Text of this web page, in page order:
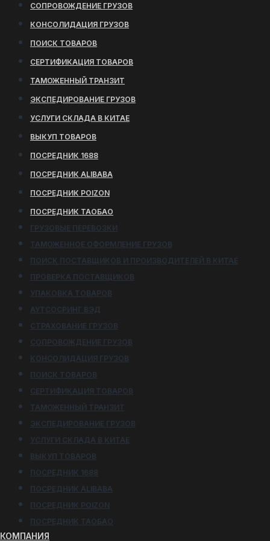
СОПРОВОЖДЕНИЕ ГРУЗОВ
КОНСОЛИДАЦИЯ ГРУЗОВ
ПОИСК ТОВАРОВ
СЕРТИФИКАЦИЯ ТОВАРОВ
ТАМОЖЕННЫЙ ТРАНЗИТ
ЭКСПЕДИРОВАНИЕ ГРУЗОВ
УСЛУГИ СКЛАДА В КИТАЕ
ВЫКУП ТОВАРОВ
ПОСРЕДНИК 1688
ПОСРЕДНИК ALIBABA
ПОСРЕДНИК POIZON
ПОСРЕДНИК ТАОБАО
ГРУЗОВЫЕ ПЕРЕВОЗКИ
ТАМОЖЕННОЕ ОФОРМЛЕНИЕ ГРУЗОВ
ПОИСК ПОСТАВЩИКОВ И ПРОИЗВОДИТЕЛЕЙ В КИТАЕ
ПРОВЕРКА ПОСТАВЩИКОВ
УПАКОВКА ТОВАРОВ
АУТСОСРИНГ ВЭД
СТРАХОВАНИЕ ГРУЗОВ
СОПРОВОЖДЕНИЕ ГРУЗОВ
КОНСОЛИДАЦИЯ ГРУЗОВ
ПОИСК ТОВАРОВ
СЕРТИФИКАЦИЯ ТОВАРОВ
ТАМОЖЕННЫЙ ТРАНЗИТ
ЭКСПЕДИРОВАНИЕ ГРУЗОВ
УСЛУГИ СКЛАДА В КИТАЕ
ВЫКУП ТОВАРОВ
ПОСРЕДНИК 1688
ПОСРЕДНИК ALIBABA
ПОСРЕДНИК POIZON
ПОСРЕДНИК ТАОБАО
КОМПАНИЯ